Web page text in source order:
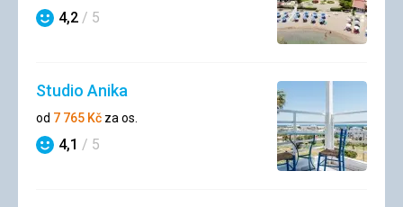
Hodnocení
4,2 / 5
Studio Anika
od 7 765 Kč za os.
Hodnocení
4,1 / 5